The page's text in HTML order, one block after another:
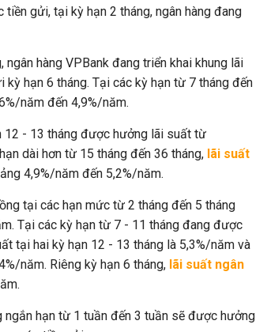
tiền gửi, tại kỳ hạn 2 tháng, ngân hàng đang
hàng VPBank đang triển khai khung lãi
hạn 6 tháng. Tại các kỳ hạn từ 7 tháng đến
năm đến 4,9%/năm.
12 - 13 tháng được hưởng lãi suất từ
dài hơn từ 15 tháng đến 36 tháng, lãi suất
4,9%/năm đến 5,2%/năm.
tại các hạn mức từ 2 tháng đến 5 tháng
Tại các kỳ hạn từ 7 - 11 tháng đang được
tại hai kỳ hạn 12 - 13 tháng là 5,3%/năm và
năm. Riêng kỳ hạn 6 tháng, lãi suất ngân
ngắn hạn từ 1 tuần đến 3 tuần sẽ được hưởng